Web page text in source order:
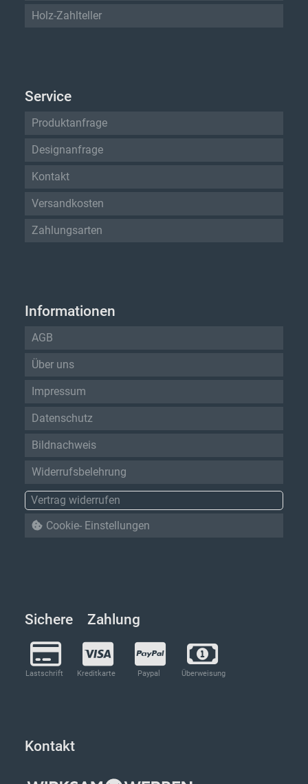
Sichere Zahlung
Lastschrift Kreditkarte Paypal Überweisung
Holz-Zahlteller
Service
Produktanfrage
Designanfrage
Kontakt
Versandkosten
Zahlungsarten
Informationen
AGB
Über uns
Impressum
Datenschutz
Bildnachweis
Widerrufsbelehrung
Vertrag widerrufen
Cookie- Einstellungen
Kontakt